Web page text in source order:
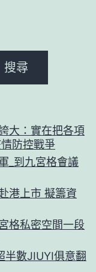
搜尋
大：實在把各項
防控戰爭
_到九宮格會議
港上市 擬籌資
格私密空間一段
半數JIUYI俱意翻